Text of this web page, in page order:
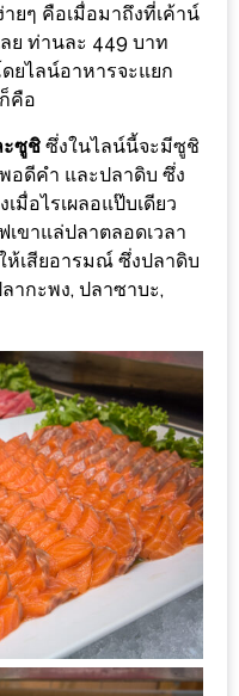
ยๆ คือเมื่อมาถึงที่เค้าน์
ย ท่านละ 449 บาท
ยไลน์อาหารจะแยก
คือ
ะซูชิ ซึ่งในไลน์นี้จะมีซูชิ
อดีคำ และปลาดิบ ซึ่ง
มื่อไรเผลอแป๊บเดียว
ขาแล่ปลาตลอดเวลา
เสียอารมณ์ ซึ่งปลาดิบ
ากะพง, ปลาซาบะ,